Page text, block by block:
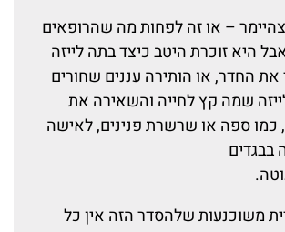
– או זה לפחות מה שהרופאים
היא זוכרת היטב כיצד בתה לייזה
את החדר, או הותירה עננים שחורים
שמה קץ לחייה והשאירה את
כמו ספה או שרשרת פנינים, לאישה
בבגדים
משוכנעות שלהסדר הזה אין כל